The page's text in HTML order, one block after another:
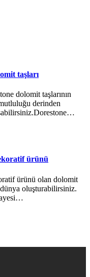
taşları
dolomit taşlarının
derinden
ürünü
ürünü olan dolomit
dünya oluşturabilirsiniz.